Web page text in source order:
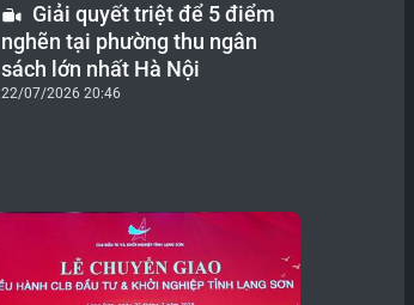
Giải quyết triệt để 5 điểm
nghẽn tại phường thu ngân
sách lớn nhất Hà Nội
22/07/2026 20:46